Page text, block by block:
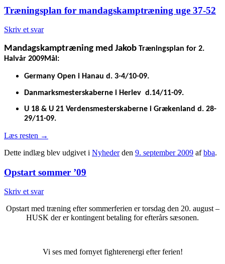
Træningsplan for mandagskamptræning uge 37-52
Skriv et svar
Mandagskamptræning med Jakob Træningsplan for 2.
Halvår 2009Mål:
Germany Open i Hanau d. 3-4/10-09.
Danmarksmesterskaberne i Herlev d.14/11-09.
U 18 & U 21 Verdensmesterskaberne i Grækenland d. 28-
29/11-09.
Læs resten →
Dette indlæg blev udgivet i Nyhederden 9. september 2009 afbba.
Opstart sommer ’09
Skriv et svar
Opstart med træning efter sommerferien er torsdag den 20. august –
HUSK der er kontingent betaling for efterårs sæsonen.
Vi ses med fornyet fighterenergi efter ferien!